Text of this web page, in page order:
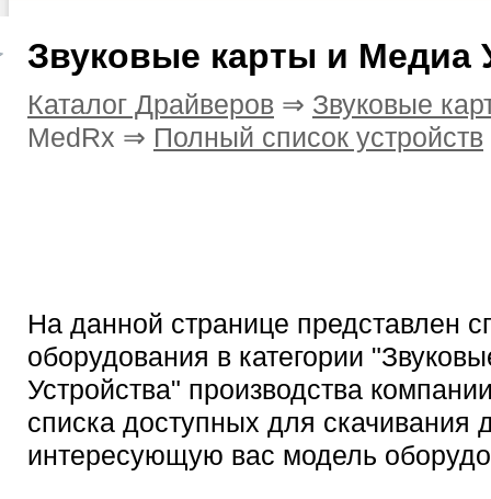
Звуковые карты и Медиа
Каталог Драйверов ⇒ Звуковые
MedRx ⇒ Полный список устройств
На данной странице представлен
оборудования в категории
Устройства" производства
списка доступных для скачивания
интересующую вас модель